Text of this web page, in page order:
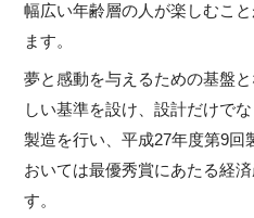
幅広い年齢層の人が楽しむこ
ます。
夢と感動を与えるための基盤
しい基準を設け、設計だけで
製造を行い、平成27年度第9回
おいては最優秀賞にあたる経
す。